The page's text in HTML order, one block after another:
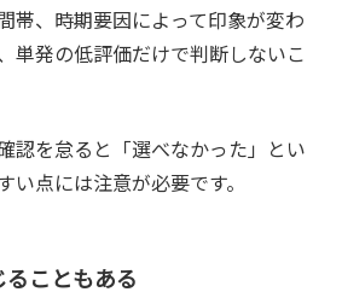
帯、時期要因によって印象が変わ
単発の低評価だけで判断しないこ
認を怠ると「選べなかった」とい
い点には注意が必要です。
こともある